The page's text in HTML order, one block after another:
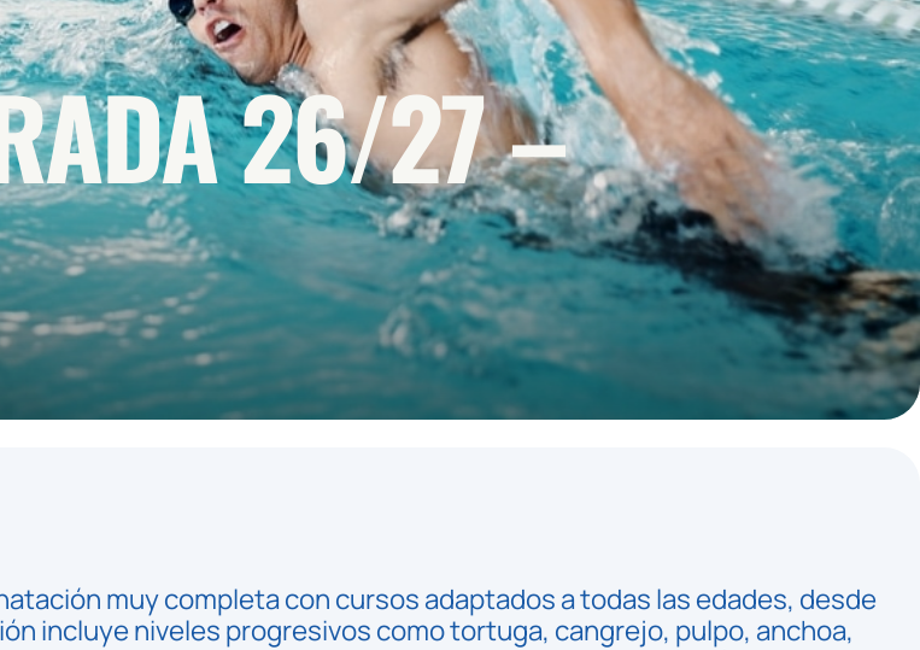
26/27 –
muy completa con cursos adaptados a todas las edades, desde
incluye niveles progresivos como tortuga, cangrejo, pulpo, anchoa,